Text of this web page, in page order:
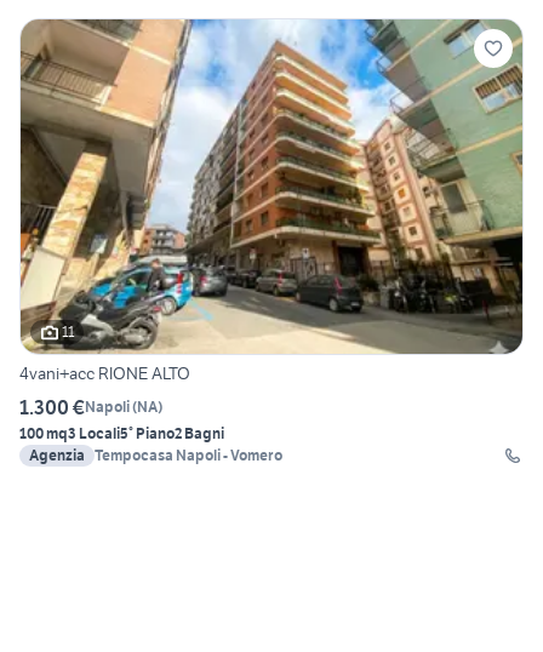
11
4vani+acc RIONE ALTO
1.300 €Napoli(NA)
100 mq3 Locali5° Piano2 Bagni
Agenzia Tempocasa Napoli - Vomero